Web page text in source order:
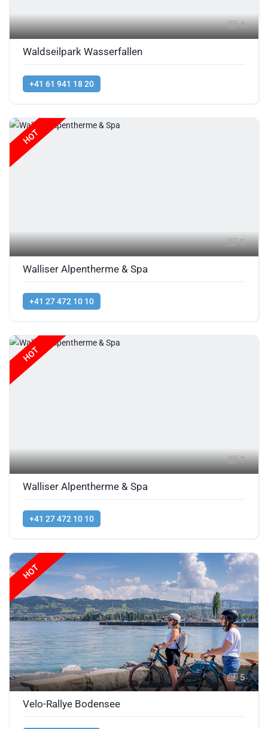
4
Waldseilpark Wasserfallen
+41 61 941 18 20
HOT
5
Walliser Alpentherme & Spa
+41 27 472 10 10
HOT
7
Walliser Alpentherme & Spa
+41 27 472 10 10
HOT
5
Velo-Rallye Bodensee